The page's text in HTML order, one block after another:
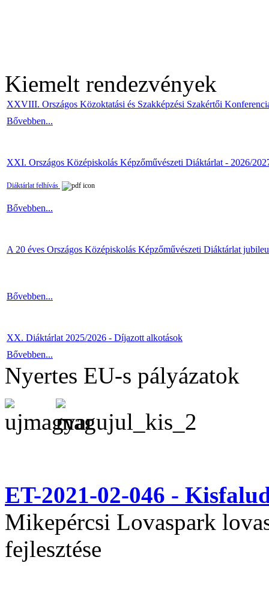
Kiemelt rendezvények
XXVIII. Országos Közoktatási és Szakképzési Szakértői
Bővebben...
XXI. Országos Középiskolás Képzőművészeti Diáktárlat - 2026/
Diáktárlat felhívás
Bővebben...
A 20 éves Országos Középiskolás Képzőművészeti Diáktárlat
Bővebben...
XX. Diáktárlat 2025/2026 - Díjazott alkotások
Bővebben...
Nyertes EU-s pályázatok
ET-2021-02-046 -
Mikepércsi Lovaspark
fejlesztése